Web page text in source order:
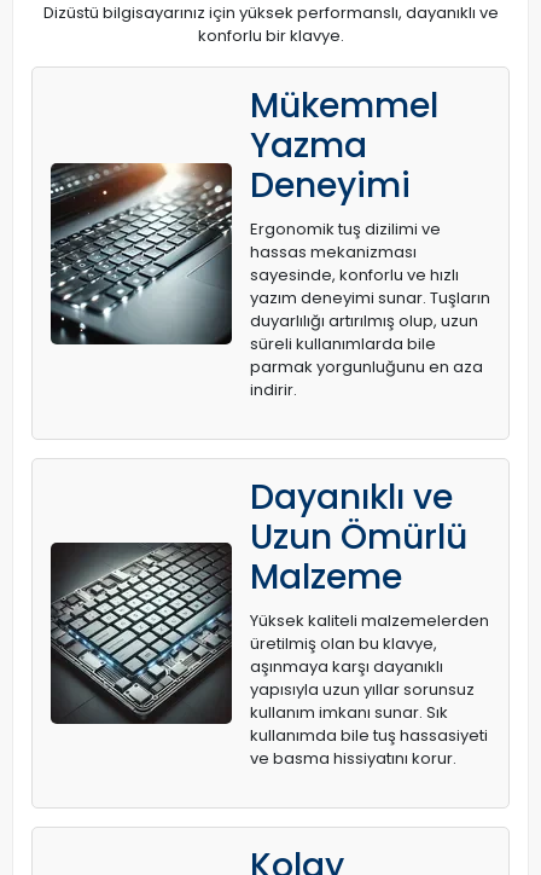
Dizüstü bilgisayarınız için yüksek performanslı, dayanıklı ve
konforlu bir klavye.
Mükemmel
Yazma
Deneyimi
Ergonomik tuş dizilimi ve
hassas mekanizması
sayesinde, konforlu ve hızlı
yazım deneyimi sunar. Tuşların
duyarlılığı artırılmış olup, uzun
süreli kullanımlarda bile
parmak yorgunluğunu en aza
indirir.
Dayanıklı ve
Uzun Ömürlü
Malzeme
Yüksek kaliteli malzemelerden
üretilmiş olan bu klavye,
aşınmaya karşı dayanıklı
yapısıyla uzun yıllar sorunsuz
kullanım imkanı sunar. Sık
kullanımda bile tuş hassasiyeti
ve basma hissiyatını korur.